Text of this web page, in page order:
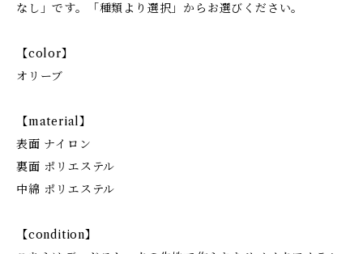
なし」です。「種類より選択」からお選びください。
【color】
オリーブ
【material】
表面 ナイロン
裏面 ポリエステル
中綿 ポリエステル
【condition】